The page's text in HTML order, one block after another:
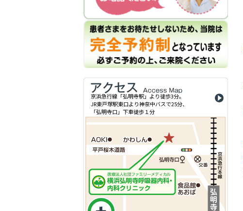
京浜急行線「弘明寺駅」より徒歩3分。
JR東戸塚駅東口より神奈中バスで25分、
「弘明寺口」下車徒歩１分